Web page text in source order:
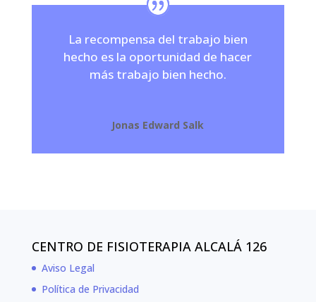
La recompensa del trabajo bien
hecho es la oportunidad de hacer
más trabajo bien hecho.
Jonas Edward Salk
CENTRO DE FISIOTERAPIA ALCALÁ 126
Aviso Legal
Política de Privacidad